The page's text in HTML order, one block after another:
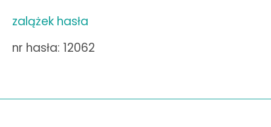
zalążek hasła
nr hasła: 12062